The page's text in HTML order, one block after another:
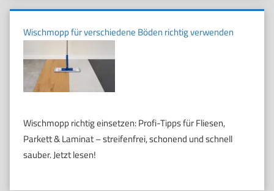
Wischmopp für verschiedene Böden richtig verwenden
Wischmopp richtig einsetzen: Profi-Tipps für Fliesen,
Parkett & Laminat – streifenfrei, schonend und schnell
sauber. Jetzt lesen!